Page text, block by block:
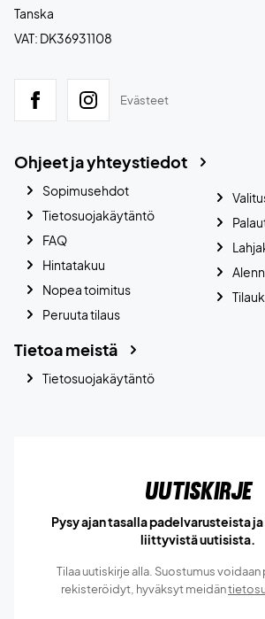
Tanska
VAT: DK36931108
Evästeet
Ohjeet ja yhteystiedot
Sopimusehdot
Tietosuojakäytäntö
FAQ
Hintatakuu
Nopea toimitus
Peruuta tilaus
Tietoa meistä
Tietosuojakäytäntö
Uutiskirje
Pysy ajan tasalla padelvarusteista
liittyvistä uutisista.
Tilaa uutiskirje alla. Suostumus voidaan
rekisteröidyt, hyväksyt meidän